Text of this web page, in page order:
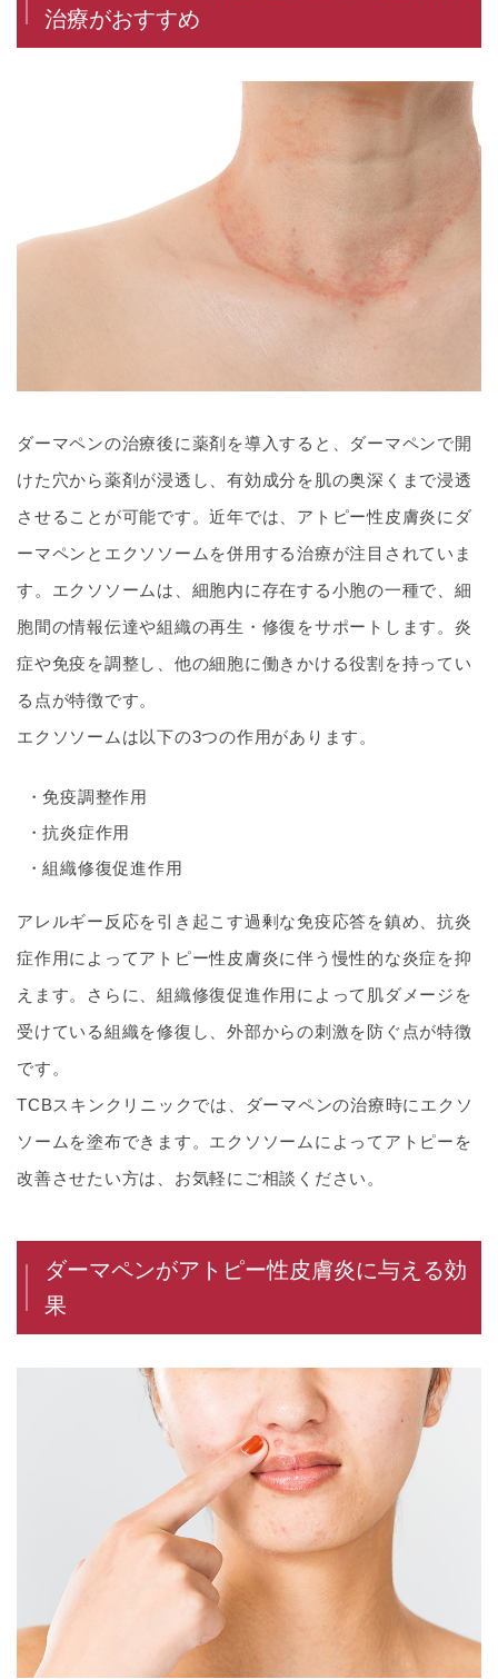
治療がおすすめ
ダーマペンの治療後に薬剤を導入すると、ダーマペンで開
けた穴から薬剤が浸透し、有効成分を肌の奥深くまで浸透
させることが可能です。近年では、アトピー性皮膚炎にダ
ーマペンとエクソソームを併用する治療が注目されていま
す。エクソソームは、細胞内に存在する小胞の一種で、細
胞間の情報伝達や組織の再生・修復をサポートします。炎
症や免疫を調整し、他の細胞に働きかける役割を持ってい
る点が特徴です。
エクソソームは以下の3つの作用があります。
免疫調整作用
抗炎症作用
組織修復促進作用
アレルギー反応を引き起こす過剰な免疫応答を鎮め、抗炎
症作用によってアトピー性皮膚炎に伴う慢性的な炎症を抑
えます。さらに、組織修復促進作用によって肌ダメージを
受けている組織を修復し、外部からの刺激を防ぐ点が特徴
です。
TCBスキンクリニックでは、ダーマペンの治療時にエクソ
ソームを塗布できます。エクソソームによってアトピーを
改善させたい方は、お気軽にご相談ください。
ダーマペンがアトピー性皮膚炎に与える効
果